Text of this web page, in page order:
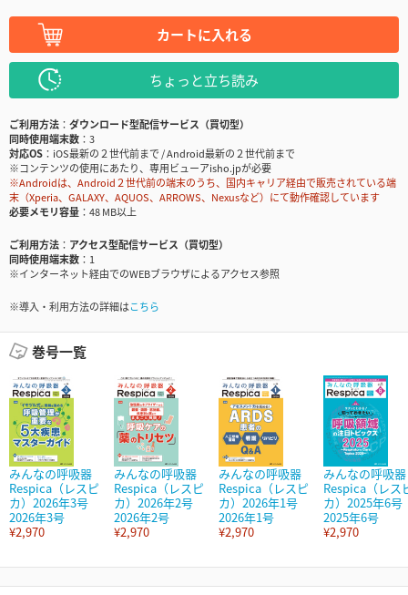
カートに入れる
ちょっと立ち読み
ご利用方法
ダウンロード型配信サービス（買切型）
同時使用端末数
3
対応OS
iOS最新の２世代前まで / Android最新の２世代前まで
※コンテンツの使用にあたり、専用ビューアisho.jpが必要
※Androidは、Android２世代前の端末のうち、国内キャリア経由で販売されている端
末（Xperia、GALAXY、AQUOS、ARROWS、Nexusなど）にて動作確認しています
必要メモリ容量
48 MB以上
ご利用方法
アクセス型配信サービス（買切型）
同時使用端末数
1
※インターネット経由でのWEBブラウザによるアクセス参照
※導入・利用方法の詳細はこちら
巻号一覧
みんなの呼吸器
Respica（レスピ
カ）2026年3号
2026年3号
¥2,970
みんなの呼吸器
Respica（レスピ
カ）2026年2号
2026年2号
¥2,970
みんなの呼吸器
Respica（レスピ
カ）2026年1号
2026年1号
¥2,970
みんなの呼吸器
Respica（レス
カ）2025年6号
2025年6号
¥2,970